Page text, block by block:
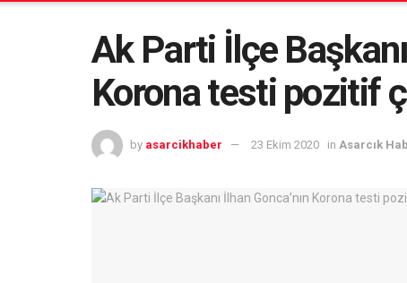
Ak Parti İlçe
Korona testi pozitif
by asarcikhaber 23 Ekim 2020 in Asarcık